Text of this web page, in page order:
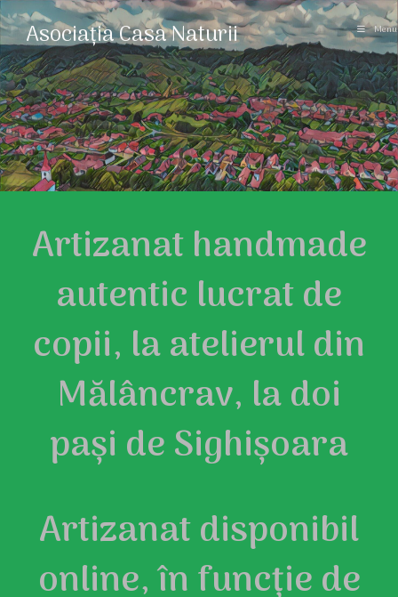
Asociația Casa Naturii Menu
Artizanat handmade
autentic lucrat de
copii, la atelierul din
Mălâncrav, la doi
pași de Sighișoara
Artizanat disponibil
online, în funcție de